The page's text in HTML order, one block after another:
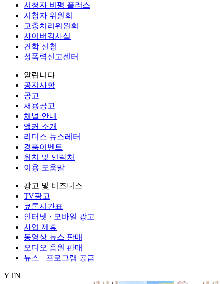
시청자 비평 플러스
시청자 위원회
고충처리위원회
사이버감사실
견학 신청
성폭력신고센터
알립니다
공지사항
공고
채용공고
채널 안내
앵커 소개
리더스 뉴스레터
경품이벤트
위치 및 연락처
이용 도움말
광고 및 비즈니스
TV광고
큐톤시간표
인터넷 · 모바일 광고
사업 제휴
동영상 뉴스 판매
오디오 음원 판매
뉴스 · 프로그램 공급
YTN